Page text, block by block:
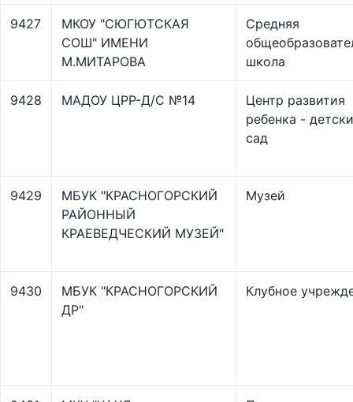
9427
МКОУ "СЮГЮТСКАЯ
СОШ" ИМЕНИ
М.МИТАРОВА
Средняя
школа
9428 МАДОУ ЦРР-Д/С №14
Центр развития
ребенка -
сад
9429
МБУК "КРАСНОГОРСКИЙ
РАЙОННЫЙ
КРАЕВЕДЧЕСКИЙ МУЗЕЙ"
Музей
9430
МБУК "КРАСНОГОРСКИЙ
ДР"
Клубное